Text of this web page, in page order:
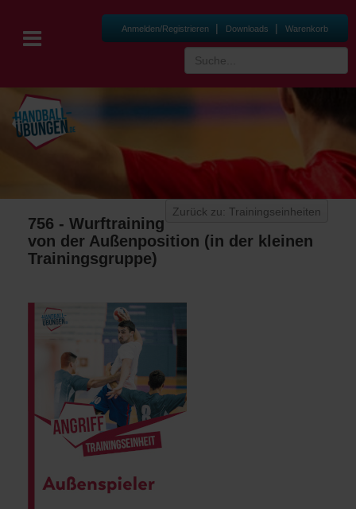
Anmelden/Registrieren | Downloads | Warenkorb
Zurück zu: Trainingseinheiten
756 - Wurftraining
von der Außenposition (in der kleinen
Trainingsgruppe)